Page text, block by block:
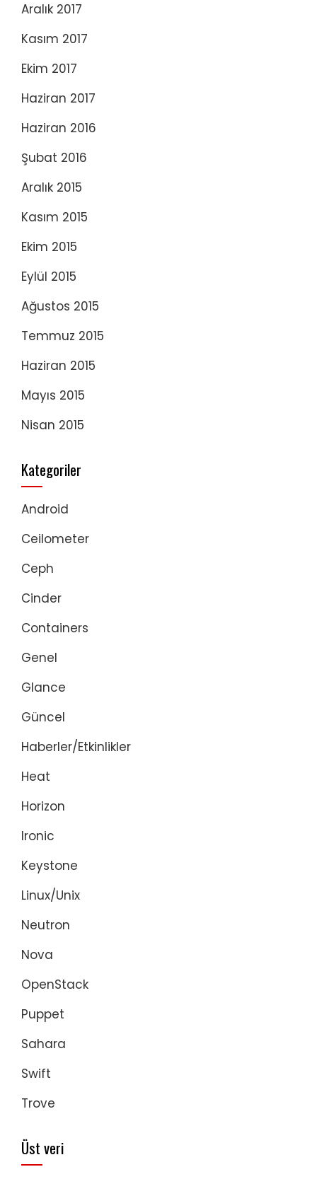
Aralık 2017
Kasım 2017
Ekim 2017
Haziran 2017
Haziran 2016
Şubat 2016
Aralık 2015
Kasım 2015
Ekim 2015
Eylül 2015
Ağustos 2015
Temmuz 2015
Haziran 2015
Mayıs 2015
Nisan 2015
Kategoriler
Android
Ceilometer
Ceph
Cinder
Containers
Genel
Glance
Güncel
Haberler/Etkinlikler
Heat
Horizon
Ironic
Keystone
Linux/Unix
Neutron
Nova
OpenStack
Puppet
Sahara
Swift
Trove
Üst veri